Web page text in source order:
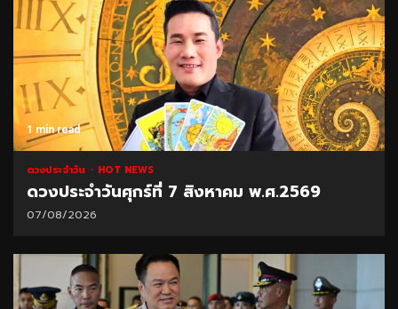
1 min read
ดวงประจำวัน HOT NEWS
ดวงประจำวันศุกร์ที่ 7 สิงหาคม พ.ศ.2569
07/08/2026